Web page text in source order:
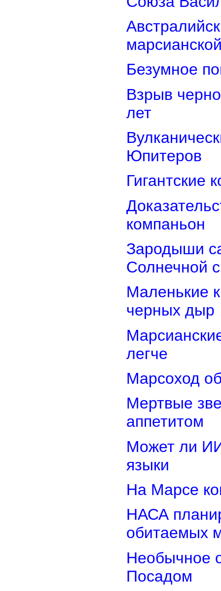
Безумное
Взрыв
лет
Юпитеров
Гигантские
компаньон
Зародыши
Солнечной
Маленькие
черных дыр
легче
Марсоход
Мертвые
аппетитом
Может ли
языки
На Марсе
НАСА
обитаемых
Необычное
Посадом